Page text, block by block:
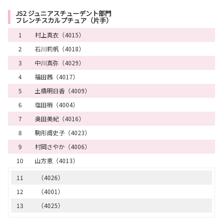
32
（2035）
33
（2037）
34
（2017）
35
（2009）
36
（2018）
37
（2028）
16
（3019）
17
（3031）
18
（3029）
19
（3039）
20
（3014）
21
（3035）
22
（3007）
23
（3002）
24
（3008）
25
（3016）
26
（3042）
27
（3010）
28
（3033）
29
（3022）
JS2 ジュニアスチューデント部門
フレンチスカルプチュア（片手）
1
村上真衣（4015）
2
石川莉帆（4018）
3
中川真弥（4029）
4
福田茜（4017）
5
土橋明日香（4009）
6
塩田梢（4004）
7
奥田美紀（4016）
8
駒形甫史子（4023）
9
村岡さやか（4006）
10
山方恵（4013）
11
（4026）
12
（4001）
13
（4025）